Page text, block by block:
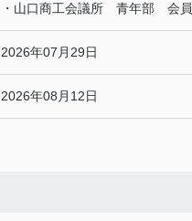
・山口商工会議所 青年部 会員
2026年07月29日
2026年08月12日